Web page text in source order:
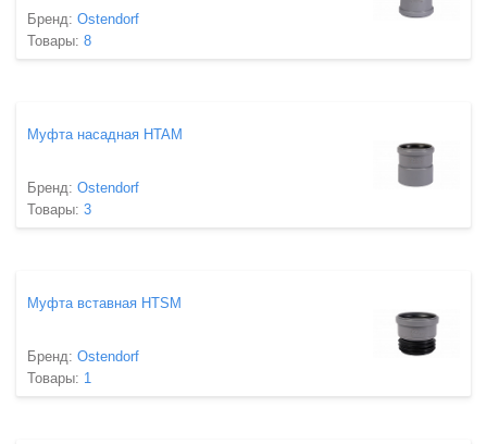
Бренд: Ostendorf
Товары: 8
Муфта насадная HTAM
Бренд: Ostendorf
Товары: 3
Муфта вставная HTSM
Бренд: Ostendorf
Товары: 1